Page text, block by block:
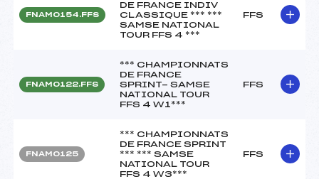
FNAM0154.FFS
DE FRANCE INDIV
CLASSIQUE *** ***
SAMSE NATIONAL
TOUR FFS 4 ***
FFS
FNAM0122.FFS
*** CHAMPIONNATS
DE FRANCE
SPRINT- SAMSE
NATIONAL TOUR
FFS 4 W1***
FFS
FNAM0125
*** CHAMPIONNATS
DE FRANCE SPRINT
*** *** SAMSE
NATIONAL TOUR
FFS 4 W3***
FFS